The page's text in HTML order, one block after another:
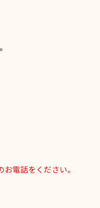
電話をください。